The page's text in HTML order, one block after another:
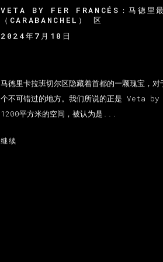
VETA BY FER FRANCÉS：马德里
（CARABANCHEL） 区
2024年7月18日
马德里卡拉班切尔区隐藏着首都的一颗瑰宝，
个不可错过的地方。我们所说的正是 Veta
1200平方米的空间，被认为是...
继续